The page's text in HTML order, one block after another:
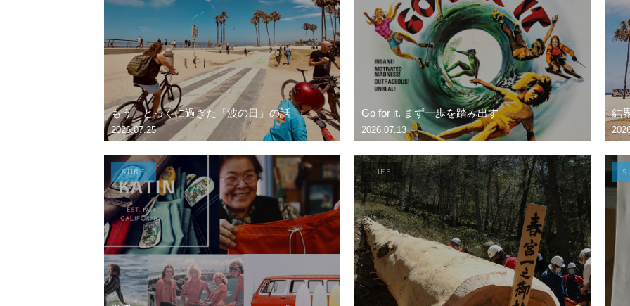
もう、とっくに過ぎた「波の日」の話
2026.07.25
Go for it. まず一歩を踏み出す
2026.07.13
結
SURF LIFE